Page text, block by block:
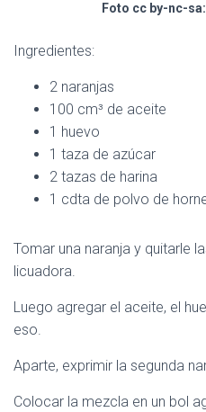
Foto cc by-nc-
Ingredientes:
2 naranjas
100 cm³ de aceite
1 huevo
1 taza de azúcar
2 tazas de harina
1 cdta de polvo de
Tomar una naranja y quitarle
licuadora.
Luego agregar el aceite, el
eso.
Aparte, exprimir la segunda
Colocar la mezcla en un bol